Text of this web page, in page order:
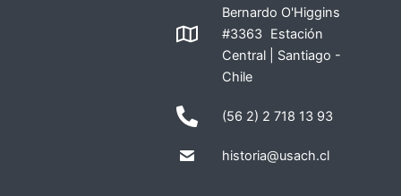
Bernardo O'Higgins
#3363 Estación
Central | Santiago -
Chile
(56 2) 2 718 13 93
historia@usach.cl